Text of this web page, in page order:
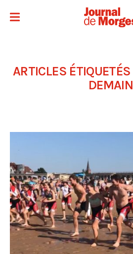
ARTICLES ÉTIQUETÉS
DEMAIN